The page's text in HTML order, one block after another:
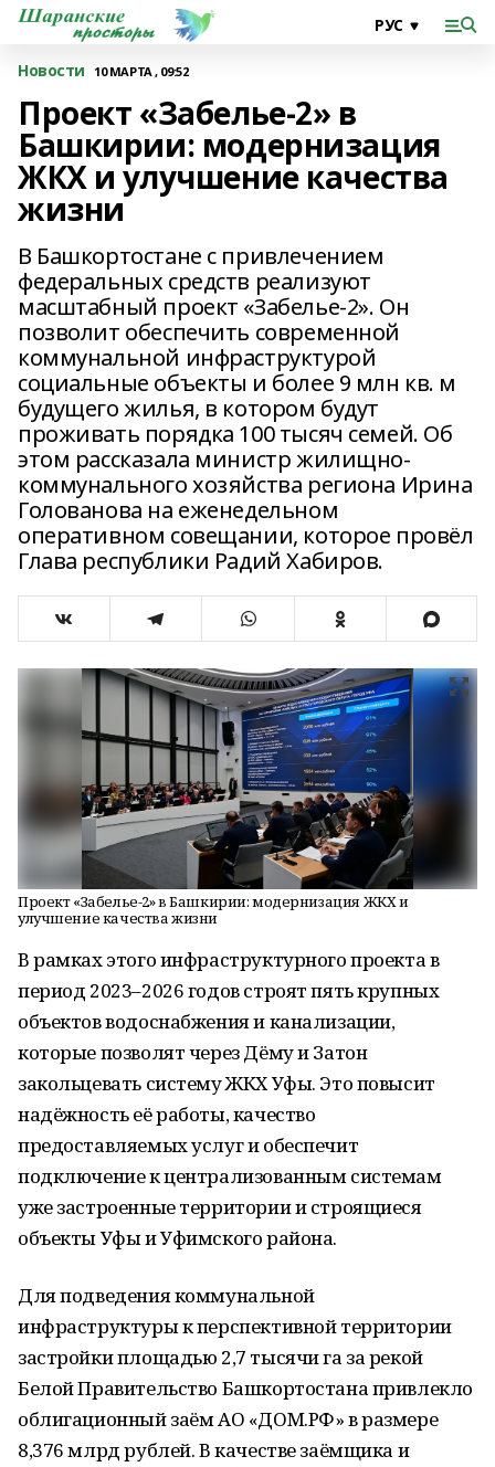
Новости 10 МАРТА , 09:52
Проект «Забелье-2» в
Башкирии: модернизация
ЖКХ и улучшение качества
жизни
В Башкортостане с привлечением
федеральных средств реализуют
масштабный проект «Забелье-2». Он
позволит обеспечить современной
коммунальной инфраструктурой
социальные объекты и более 9 млн кв. м
будущего жилья, в котором будут
проживать порядка 100 тысяч семей. Об
этом рассказала министр жилищно-
коммунального хозяйства региона Ирина
Голованова на еженедельном
оперативном совещании, которое провёл
Глава республики Радий Хабиров.
Проект «Забелье-2» в Башкирии: модернизация ЖКХ и
улучшение качества жизни
В рамках этого инфраструктурного проекта в
период 2023–2026 годов строят пять крупных
объектов водоснабжения и канализации,
которые позволят через Дёму и Затон
закольцевать систему ЖКХ Уфы. Это повысит
надёжность её работы, качество
предоставляемых услуг и обеспечит
подключение к централизованным системам
уже застроенные территории и строящиеся
объекты Уфы и Уфимского района.
Для подведения коммунальной
инфраструктуры к перспективной территории
застройки площадью 2,7 тысячи га за рекой
Белой Правительство Башкортостана привлекло
облигационный заём АО «ДОМ.РФ» в размере
8,376 млрд рублей. В качестве заёмщика и